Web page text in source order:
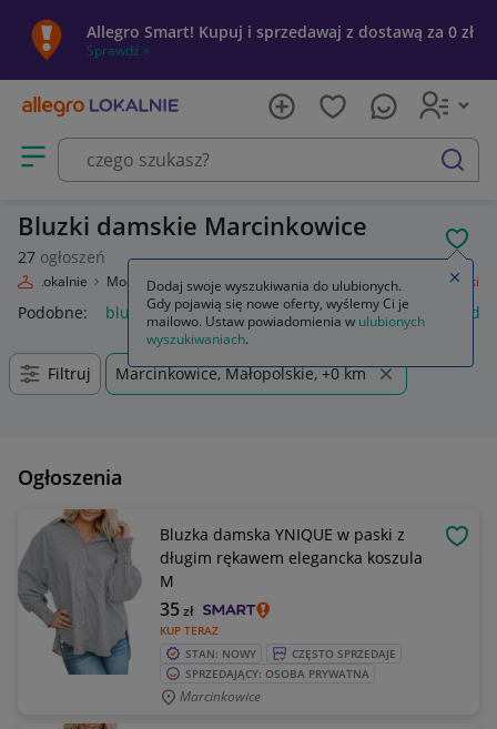
Allegro Smart! Kupuj i sprzedawaj z dostawą za 0 zł
Sprawdź »
Otwórz menu z kategoriami
szukaj
Bluzki damskie Marcinkowice
27 ogłoszeń
Lokalnie Moda Odzież, Obuwie, Dodatki Odzież damska Bluzki
Podobne: bluzka bluzki damskie bluzki na ramiączkach
Filtruj Marcinkowice, Małopolskie, +0 km
Ogłoszenia
Bluzka damska YNIQUE w paski z
długim rękawem elegancka koszula
M
KUP TERAZ
35zł
STAN: NOWY
CZĘSTO SPRZEDAJE
SPRZEDAJĄCY: OSOBA PRYWATNA
Marcinkowice
Dodaj swoje wyszukiwania do ulubionych.
Gdy pojawią się nowe oferty, wyślemy Ci je
mailowo. Ustaw powiadomienia w ulubionych
wyszukiwaniach.